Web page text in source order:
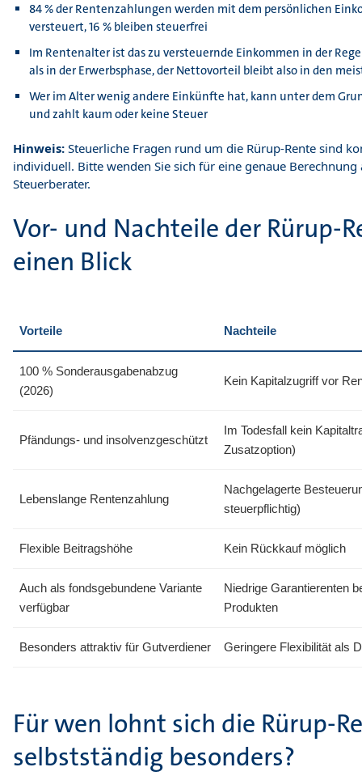
84 % der Rentenzahlungen werden mit dem persönlichen
versteuert, 16 % bleiben steuerfrei
Im Rentenalter ist das zu versteuernde Einkommen in der
als in der Erwerbsphase, der Nettovorteil bleibt also in den
Wer im Alter wenig andere Einkünfte hat, kann unter dem
und zahlt kaum oder keine Steuer
Hinweis: Steuerliche Fragen rund um die Rürup-Rente sind
individuell. Bitte wenden Sie sich für eine genaue Berechnung
Steuerberater.
Vor- und Nachteile der Rürup-
einen Blick
Vorteile Nachteile
100 % Sonderausgabenabzug
(2026)
Kein Kapitalzugriff vor
Pfändungs- und insolvenzgeschützt
Im Todesfall kein
Zusatzoption)
Lebenslange Rentenzahlung
Nachgelagerte
steuerpflichtig)
Flexible Beitragshöhe Kein Rückkauf möglich
Auch als fondsgebundene Variante
verfügbar
Niedrige Garantierenten
Produkten
Besonders attraktiv für Gutverdiener Geringere Flexibilität als
Für wen lohnt sich die Rürup-
selbstständig besonders?